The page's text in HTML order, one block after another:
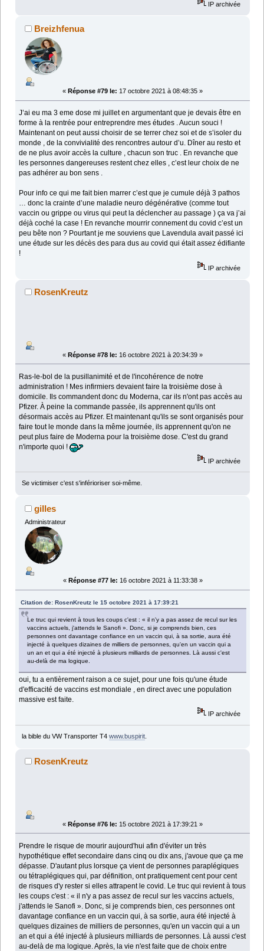
IP archivée
Breizhfenua
« Réponse #79 le: 17 octobre 2021 à 08:48:35 »
J’ai eu ma 3 eme dose mi juillet en argumentant que je devais être en
forme à la rentrée pour entreprendre mes études . Aucun souci !
Maintenant on peut aussi choisir de se terrer chez soi et de s’isoler du
monde , de la convivialité des rencontres autour d’u. Dîner au resto et
de ne plus avoir accès la culture , chacun son truc . En revanche que
les personnes dangereuses restent chez elles , c’est leur choix de ne
pas adhérer au bon sens .
Pour info ce qui me fait bien marrer c’est que je cumule déjà 3 pathos
… donc la crainte d’une maladie neuro dégénérative (comme tout
vaccin ou grippe ou virus qui peut la déclencher au passage ) ça va j’ai
déjà coché la case ! En revanche mourrir connement du covid c’est un
peu bête non ? Pourtant je me souviens que Lavendula avait passé ici
une étude sur les décès des para dus au covid qui était assez édifiante
!
IP archivée
RosenKreutz
« Réponse #78 le: 16 octobre 2021 à 20:34:39 »
Ras-le-bol de la pusillanimité et de l'incohérence de notre
administration ! Mes infirmiers devaient faire la troisième dose à
domicile. Ils commandent donc du Moderna, car ils n'ont pas accès au
Pfizer. À peine la commande passée, ils apprennent qu'ils ont
désormais accès au Pfizer. Et maintenant qu'ils se sont organisés pour
faire tout le monde dans la même journée, ils apprennent qu'on ne
peut plus faire de Moderna pour la troisième dose. C'est du grand
n'importe quoi !
IP archivée
Se victimiser c'est s'inférioriser soi-même.
gilles
Administrateur
« Réponse #77 le: 16 octobre 2021 à 11:33:38 »
Citation de: RosenKreutz le 15 octobre 2021 à 17:39:21
Le truc qui revient à tous les coups c'est : « il n'y a pas assez de recul sur les
vaccins actuels, j'attends le Sanofi ». Donc, si je comprends bien, ces
personnes ont davantage confiance en un vaccin qui, à sa sortie, aura été
injecté à quelques dizaines de milliers de personnes, qu'en un vaccin qui a
un an et qui a été injecté à plusieurs milliards de personnes. Là aussi c'est
au-delà de ma logique.
oui, tu a entièrement raison a ce sujet, pour une fois qu'une étude
d'efficacité de vaccins est mondiale , en direct avec une population
massive est faite.
IP archivée
la bible du VW Transporter T4 www.buspirit.
RosenKreutz
« Réponse #76 le: 15 octobre 2021 à 17:39:21 »
Prendre le risque de mourir aujourd'hui afin d'éviter un très
hypothétique effet secondaire dans cinq ou dix ans, j'avoue que ça me
dépasse. D'autant plus lorsque ça vient de personnes paraplégiques
ou tétraplégiques qui, par définition, ont pratiquement cent pour cent
de risques d'y rester si elles attrapent le covid. Le truc qui revient à tous
les coups c'est : « il n'y a pas assez de recul sur les vaccins actuels,
j'attends le Sanofi ». Donc, si je comprends bien, ces personnes ont
davantage confiance en un vaccin qui, à sa sortie, aura été injecté à
quelques dizaines de milliers de personnes, qu'en un vaccin qui a un
an et qui a été injecté à plusieurs milliards de personnes. Là aussi c'est
au-delà de ma logique. Après, la vie n'est faite que de choix entre